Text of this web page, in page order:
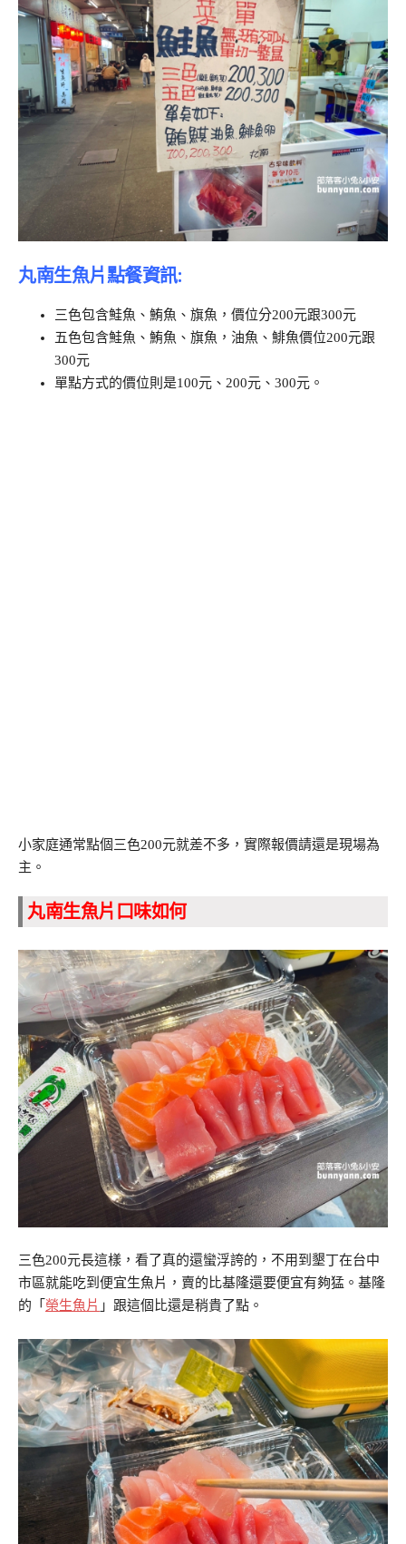
丸南生魚片點餐資訊:
三色包含鮭魚、鮪魚、旗魚，價位分200元跟300元
五色包含鮭魚、鮪魚、旗魚，油魚、鯡魚價位200元跟
300元
單點方式的價位則是100元、200元、300元。
小家庭通常點個三色200元就差不多，實際報價請還是現場為
主。
丸南生魚片口味如何
三色200元長這樣，看了真的還蠻浮誇的，不用到墾丁在台中
市區就能吃到便宜生魚片，賣的比基隆還要便宜有夠猛。基隆
的「 榮生魚片 」跟這個比還是稍貴了點。